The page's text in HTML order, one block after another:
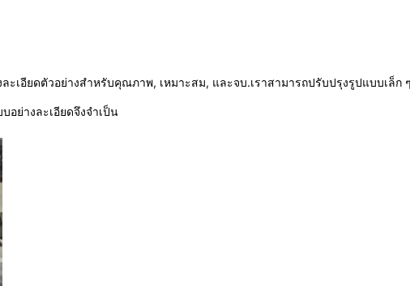
อียดตัวอย่างสําหรับคุณภาพ, เหมาะสม, และจบ.เราสามารถปรับปรุงรูปแบบเล็ก
ย่างละเอียดจึงจําเป็น